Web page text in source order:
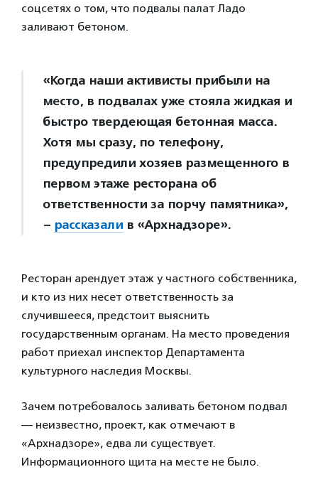
соцсетях о том, что подвалы палат Ладо
заливают бетоном.
«Когда наши активисты прибыли на
место, в подвалах уже стояла жидкая и
быстро твердеющая бетонная масса.
Хотя мы сразу, по телефону,
предупредили хозяев размещенного в
первом этаже ресторана об
ответственности за порчу памятника»,
– рассказали в «Архнадзоре».
Ресторан арендует этаж у частного собственника,
и кто из них несет ответственность за
случившееся, предстоит выяснить
государственным органам. На место проведения
работ приехал инспектор Департамента
культурного наследия Москвы.
Зачем потребовалось заливать бетоном подвал
— неизвестно, проект, как отмечают в
«Архнадзоре», едва ли существует.
Информационного щита на месте не было.